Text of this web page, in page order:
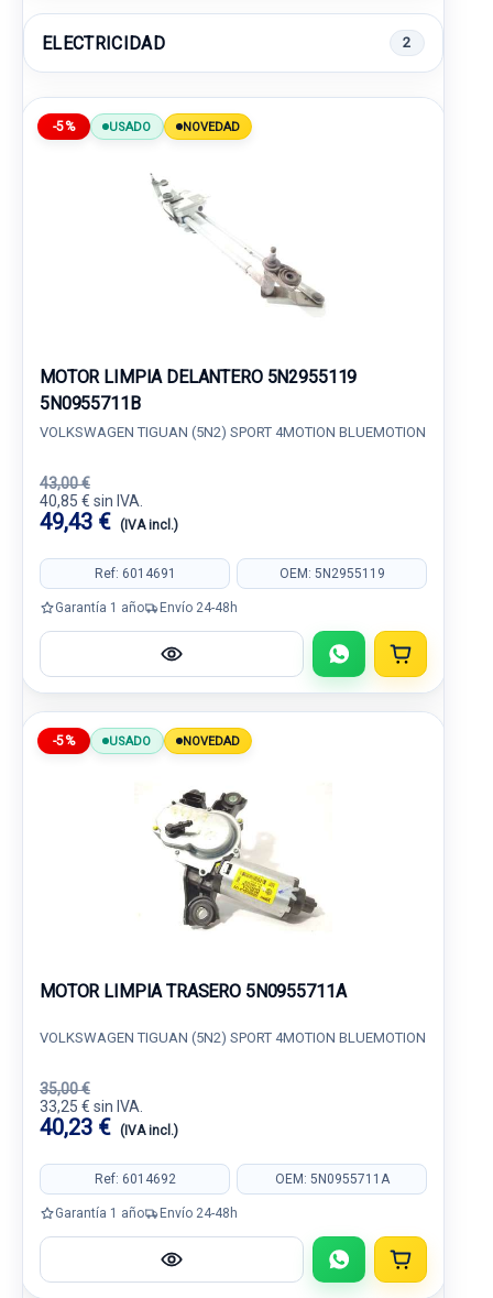
ELECTRICIDAD 2
-5% USADO NOVEDAD
MOTOR LIMPIA DELANTERO 5N2955119
5N0955711B
VOLKSWAGEN TIGUAN (5N2) SPORT 4MOTION BLUEMOTION
43,00 €
40,85 € sin IVA.
49,43 € (IVA incl.)
Ref: 6014691 OEM: 5N2955119
Garantía 1 año Envío 24-48h
-5% USADO NOVEDAD
MOTOR LIMPIA TRASERO 5N0955711A
VOLKSWAGEN TIGUAN (5N2) SPORT 4MOTION BLUEMOTION
35,00 €
33,25 € sin IVA.
40,23 € (IVA incl.)
Ref: 6014692 OEM: 5N0955711A
Garantía 1 año Envío 24-48h